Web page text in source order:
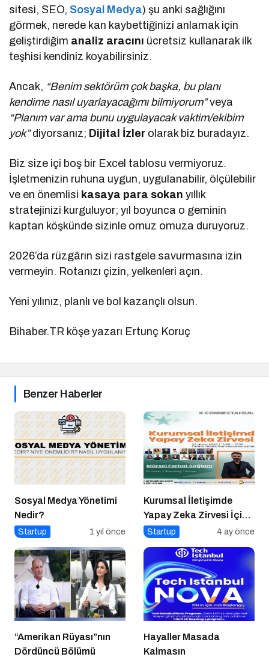
sitesi, SEO, Sosyal Medya) şu anki sağlığını
görmek, nerede kan kaybettiğinizi anlamak için
geliştirdiğim analiz aracını ücretsiz kullanarak ilk
teşhisi kendiniz koyabilirsiniz.
Ancak, “Benim sektörüm çok başka, bu planı
kendime nasıl uyarlayacağımı bilmiyorum”veya
“Planım var ama bunu uygulayacak vaktim/ekibim
yok”diyorsanız; Dijital İzler olarak biz buradayız.
Biz size içi boş bir Excel tablosu vermiyoruz.
İşletmenizin ruhuna uygun, uygulanabilir, ölçülebilir
ve en önemlisi kasaya para sokan yıllık
stratejinizi kurguluyor; yıl boyunca o geminin
kaptan köşkünde sizinle omuz omuza duruyoruz.
2026’da rüzgârın sizi rastgele savurmasına izin
vermeyin. Rotanızı çizin, yelkenleri açın.
Yeni yılınız, planlı ve bol kazançlı olsun.
Bihaber.TR köşe yazarı Ertunç Koruç
Benzer Haberler
Sosyal Medya Yönetimi
Nedir?
Startup 1 yıl önce
Kurumsal İletişimde
Yapay Zeka Zirvesi İçin
Geri Sayım!
Startup 4 ay önce
“Amerikan Rüyası”nın
Dördüncü Bölümü
Hayaller Masada
Kalmasın